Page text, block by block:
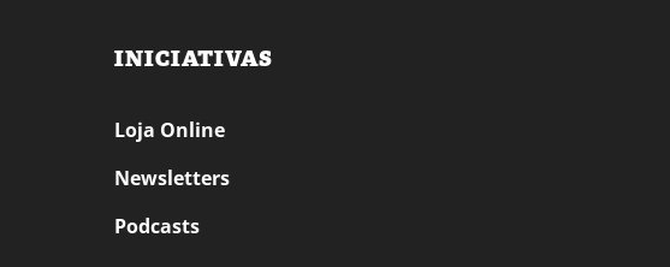
INICIATIVAS
Loja Online
Newsletters
Podcasts